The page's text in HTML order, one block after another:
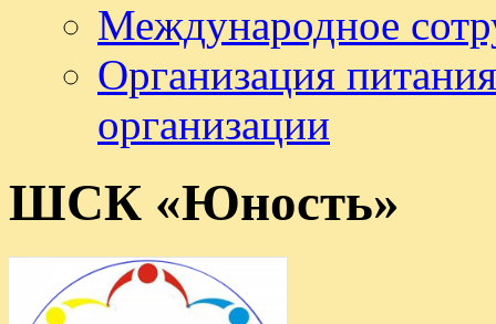
Международное
Организация
организации
ШСК «Юность»